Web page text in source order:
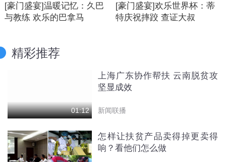
[豪门盛宴]温暖记忆：久巴
与教练 欢乐的巴拿马
[豪门盛宴]欢乐世界杯：蒂
特庆祝摔跤 查证大叔
精彩推荐
01:12
上海广东协作帮扶 云南脱贫攻
坚显成效
新闻联播
怎样让扶贫产品卖得掉更卖得
响？看他们怎么做